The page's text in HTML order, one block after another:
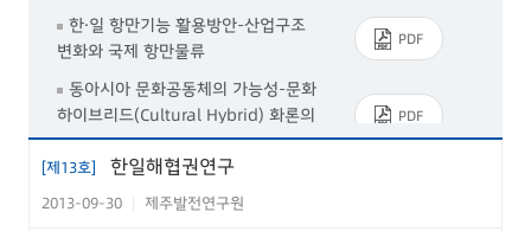
한·일 항만기능 활용방안-산업구조
변화와 국제 항만물류
PDF
동아시아 문화공동체의 가능성-문화
하이브리드(Cultural Hybrid) 화론의
관점에서
PDF
한국논문
[제13호] 한일해협권연구
2013-09-30 제주발전연구원